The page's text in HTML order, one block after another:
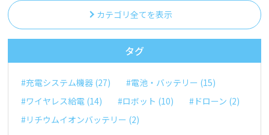
カテゴリ全てを表示
タグ
#充電システム機器 (27)
#電池・バッテリー (15)
#ワイヤレス給電 (14)
#ロボット (10)
#ドローン (2)
#リチウムイオンバッテリー (2)